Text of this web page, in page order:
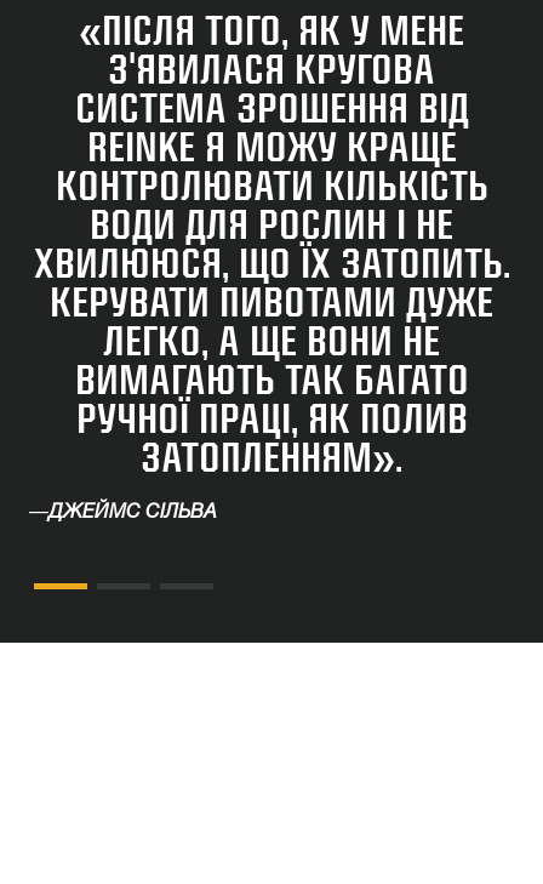
«ПІСЛЯ ТОГО, ЯК У МЕНЕ
З'ЯВИЛАСЯ КРУГОВА
СИСТЕМА ЗРОШЕННЯ ВІД
REINKE Я МОЖУ КРАЩЕ
КОНТРОЛЮВАТИ КІЛЬКІСТЬ
ВОДИ ДЛЯ РОСЛИН І НЕ
ХВИЛЮЮСЯ, ЩО ЇХ ЗАТОПИТЬ.
КЕРУВАТИ ПИВОТАМИ ДУЖЕ
ЛЕГКО, А ЩЕ ВОНИ НЕ
ВИМАГАЮТЬ ТАК БАГАТО
РУЧНОЇ ПРАЦІ, ЯК ПОЛИВ
ЗАТОПЛЕННЯМ».
—ДЖЕЙМС СІЛЬВА